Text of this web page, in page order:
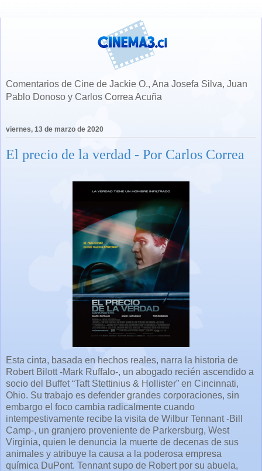
Comentarios de Cine de Jackie O., Ana Josefa Silva, Juan
Pablo Donoso y Carlos Correa Acuña
viernes, 13 de marzo de 2020
El precio de la verdad - Por Carlos Correa
Esta cinta, basada en hechos reales, narra la historia de
Robert Bilott -Mark Ruffalo-, un abogado recién ascendido a
socio del Buffet “Taft Stettinius & Hollister” en Cincinnati,
Ohio. Su trabajo es defender grandes corporaciones, sin
embargo el foco cambia radicalmente cuando
intempestivamente recibe la visita de Wilbur Tennant -Bill
Camp-, un granjero proveniente de Parkersburg, West
Virginia, quien le denuncia la muerte de decenas de sus
animales y atribuye la causa a la poderosa empresa
química DuPont. Tennant supo de Robert por su abuela,